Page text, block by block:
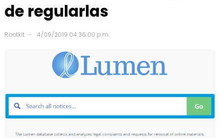
de regularlas
Rootkit 4/09/2019 04:36:00 p.m.